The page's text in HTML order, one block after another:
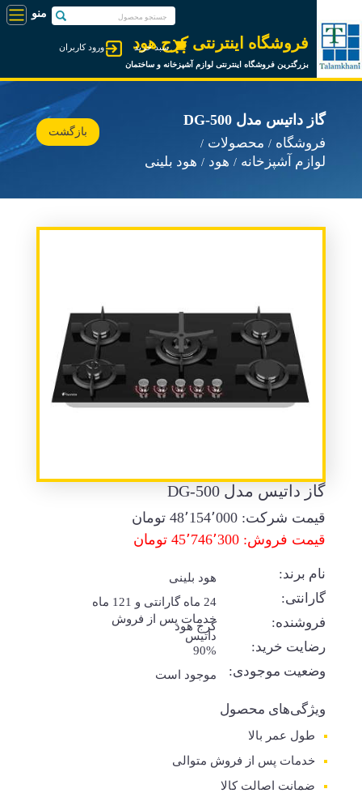
فروشگاه اینترنتی کرج هود
بزرگترین فروشگاه اینترنتی لوازم آشپزخانه و ساختمان
ورود کاربران سبد خرید
گاز داتیس مدل DG-500
فروشگاه
محصولات
لوازم آشپزخانه
هود هود بلینی
بازگشت
گاز داتیس مدل DG-500
قیمت شرکت: 48٬154٬000تومان
قیمت فروش: 45٬746٬300 تومان
نام برند: هود بلینی
گارانتی:
24 ماه گارانتی و 121 ماه
خدمات پس از فروش
داتیس
فروشنده: کرج هود
رضایت خرید: 90%
وضعیت موجودی: موجود است
ویژگی‌های محصول
طول عمر بالا
خدمات پس از فروش متوالی
ضمانت اصالت کالا